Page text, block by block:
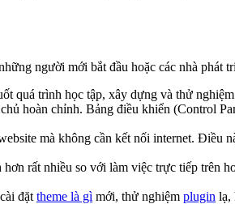
người mới bắt đầu hoặc các nhà phát
quá trình học tập, xây dựng và thử
hoàn chỉnh. Bảng điều khiển (Control
mà không cần kết nối internet.
rất nhiều so với làm việc trực tiếp trên
đặt theme là gì mới, thử nghiệm plugin lạ,